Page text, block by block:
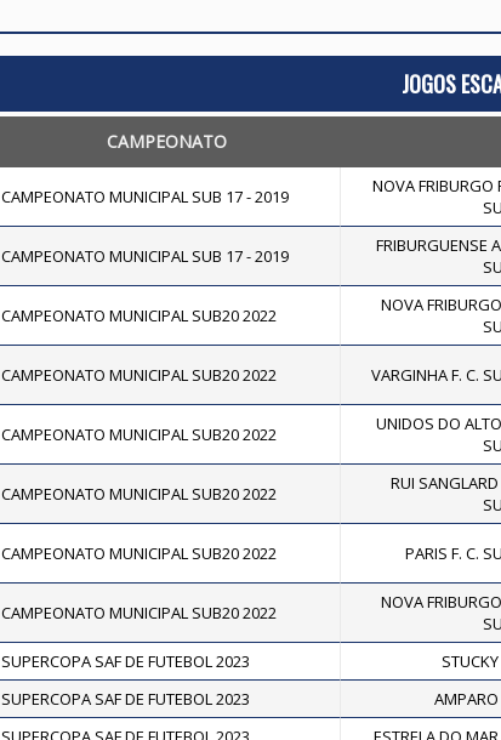
JOGOS
CAMPEONATO
CAMPEONATO MUNICIPAL SUB 17 - 2019
NOVA FRIBURGO
CAMPEONATO MUNICIPAL SUB 17 - 2019
FRIBURGUENSE
CAMPEONATO MUNICIPAL SUB20 2022
NOVA
CAMPEONATO MUNICIPAL SUB20 2022 VARGINHA F. C.
CAMPEONATO MUNICIPAL SUB20 2022
UNIDOS DO
CAMPEONATO MUNICIPAL SUB20 2022
RUI SANGLARD
CAMPEONATO MUNICIPAL SUB20 2022 PARIS F. C.
CAMPEONATO MUNICIPAL SUB20 2022
NOVA
SUPERCOPA SAF DE FUTEBOL 2023 STUCKY
SUPERCOPA SAF DE FUTEBOL 2023 AMPARO